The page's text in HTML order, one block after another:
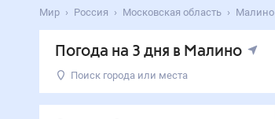
Мир Россия Московская область Малино
Погода на 3 дня в Малино
Поиск города или места
День
Сегодня